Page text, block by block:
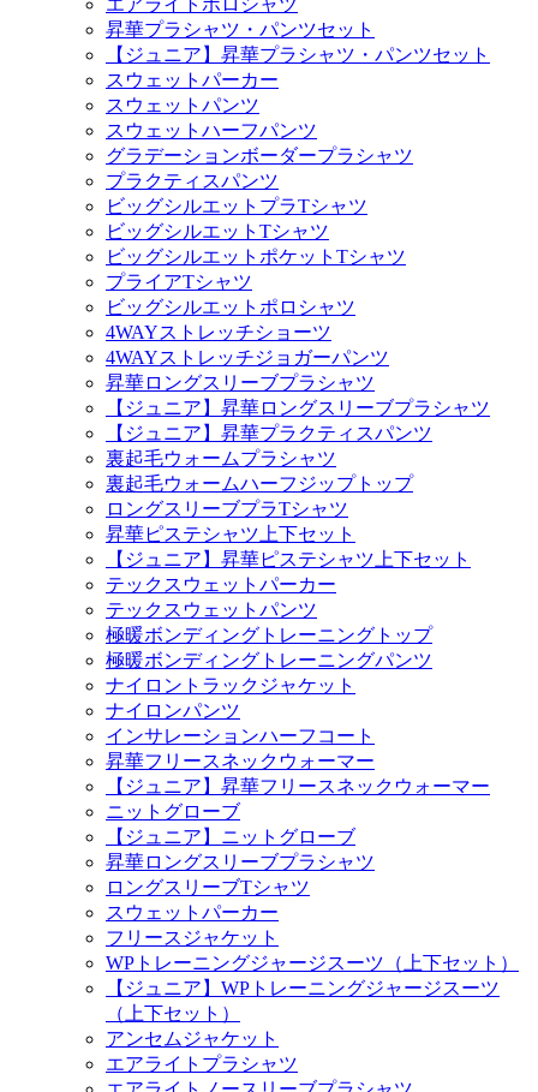
エアライトポロシャツ
昇華プラシャツ・パンツセット
【ジュニア】昇華プラシャツ・パンツセット
スウェットパーカー
スウェットパンツ
スウェットハーフパンツ
グラデーションボーダープラシャツ
プラクティスパンツ
ビッグシルエットプラTシャツ
ビッグシルエットTシャツ
ビッグシルエットポケットTシャツ
プライアTシャツ
ビッグシルエットポロシャツ
4WAYストレッチショーツ
4WAYストレッチジョガーパンツ
昇華ロングスリーブプラシャツ
【ジュニア】昇華ロングスリーブプラシャツ
【ジュニア】昇華プラクティスパンツ
裏起毛ウォームプラシャツ
裏起毛ウォームハーフジップトップ
ロングスリーブプラTシャツ
昇華ピステシャツ上下セット
【ジュニア】昇華ピステシャツ上下セット
テックスウェットパーカー
テックスウェットパンツ
極暖ボンディングトレーニングトップ
極暖ボンディングトレーニングパンツ
ナイロントラックジャケット
ナイロンパンツ
インサレーションハーフコート
昇華フリースネックウォーマー
【ジュニア】昇華フリースネックウォーマー
ニットグローブ
【ジュニア】ニットグローブ
昇華ロングスリーブプラシャツ
ロングスリーブTシャツ
スウェットパーカー
フリースジャケット
WPトレーニングジャージスーツ（上下セット）
【ジュニア】WPトレーニングジャージスーツ
（上下セット）
アンセムジャケット
エアライトプラシャツ